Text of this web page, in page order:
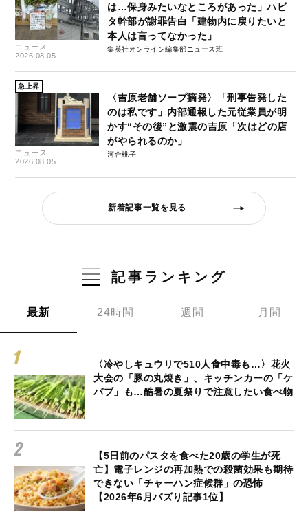
ニュース
2026.08.05
は…保身みたいなところがあった」ハビ
タ幹部が謝罪告白「建物内に戻りたいと
本人は言ってなかった」
集英社オンライン編集部ニュース班
急上昇
ニュース
2026.08.05
〈吉原老舗ソープ摘発〉「刑事告発した
のは私です」内部通報した元従業員が明
かす“その後”と激震の吉原「次はどの店
がやられるのか」
河合桃子
新着記事一覧を見る
記事ランキング
最新 24時間 週間 月間
〈冷やしキュウリで510人食中毒も…〉花火
大会の「豚の丸焼き」、キッチンカーの「ケ
バブ」も…酷暑の夏祭りで注意したい食べ物
【5日前のパスタを食べた20歳の学生が死
亡】電子レンジの再加熱での殺菌効果も期待
できない「チャーハン症候群」の恐怖
【2026年6月バズり記事1位】